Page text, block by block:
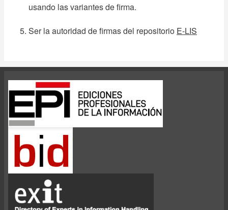
usando las variantes de firma.
Ser la autoridad de firmas del repositorio E-LIS